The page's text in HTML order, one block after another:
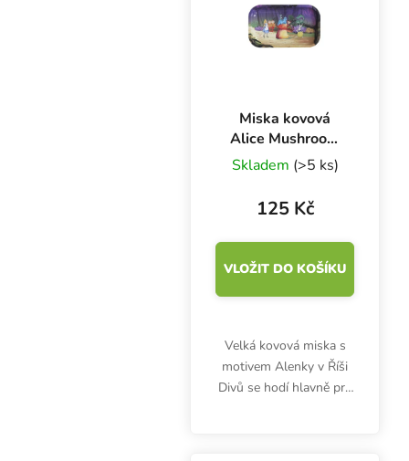
Miska kovová
Alice Mushroom
270x160 mm
Skladem (>5 ks)
125 Kč
VLOŽIT DO KOŠÍKU
Velká kovová miska s
motivem Alenky v Říši
Divů se hodí hlavně pro